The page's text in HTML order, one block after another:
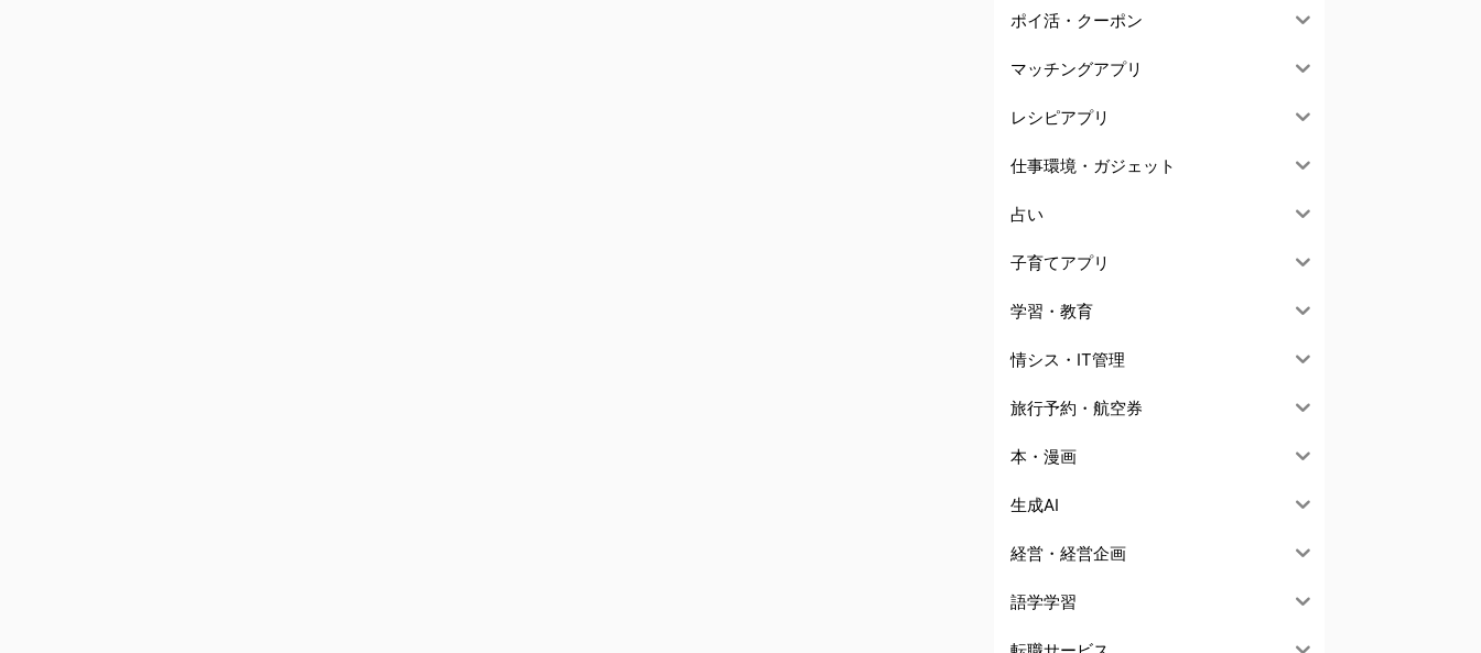
ポイ活・クーポン
マッチングアプリ
レシピアプリ
仕事環境・ガジェット
占い
子育てアプリ
学習・教育
情シス・IT管理
旅行予約・航空券
本・漫画
生成AI
経営・経営企画
語学学習